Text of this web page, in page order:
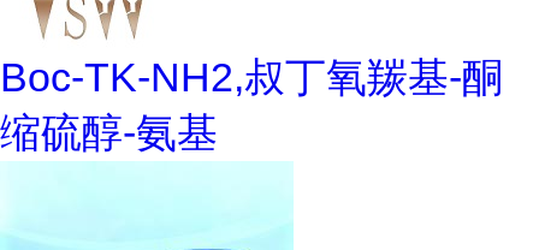
Boc-TK-NH2,叔丁氧羰基-酮
缩硫醇-氨基